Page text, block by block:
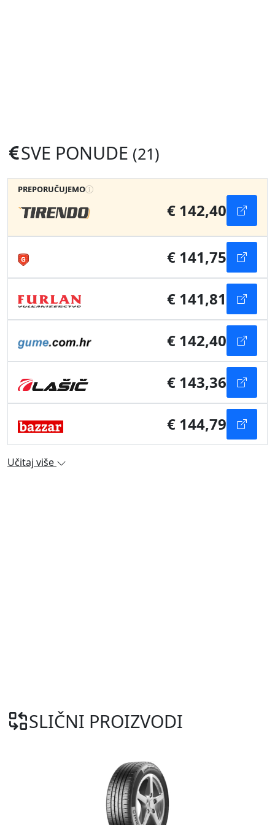
SVE PONUDE (21)
PREPORUČUJEMO
€ 142,40
€ 141,75
€ 141,81
€ 142,40
€ 143,36
€ 144,79
Učitaj više
SLIČNI PROIZVODI